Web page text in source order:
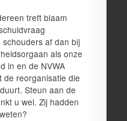
treft blaam
af dan bij
als onze
in en de NVWA
de reorganisatie die
Steun aan de
u wel. Zij hadden